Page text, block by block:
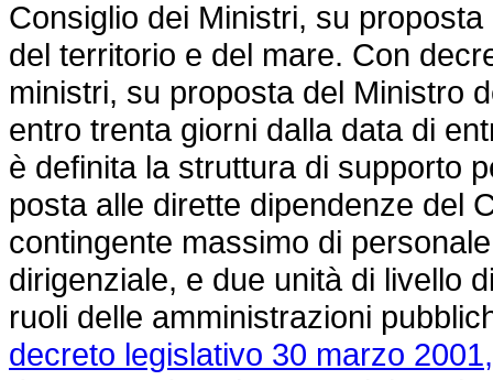
Consiglio dei Ministri, su
del territorio e del mare. Con
ministri, su proposta del Ministro
entro trenta giorni dalla data di
è definita la struttura di supporto
posta alle dirette dipendenze del
contingente massimo di
dirigenziale, e due unità di livello
ruoli delle amministrazioni
decreto legislativo 30 marzo